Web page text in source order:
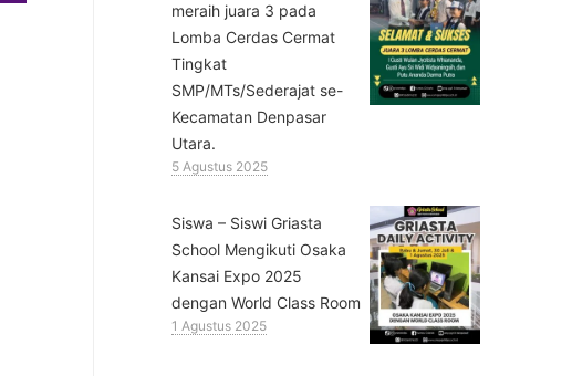
meraih juara 3 pada
Lomba Cerdas Cermat
Tingkat
SMP/MTs/Sederajat se-
Kecamatan Denpasar
Utara.
5 Agustus 2025
Siswa – Siswi Griasta
School Mengikuti Osaka
Kansai Expo 2025
dengan World Class Room
1 Agustus 2025